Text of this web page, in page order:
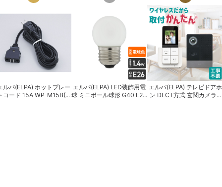
ルパ(ELPA) ホットプレー
コード 15A WP-M15B(...
エルパ(ELPA) LED装飾用電
球 ミニボール球形 G40 E2...
エルパ(ELPA) テレビドアホ
ン DECT方式 玄関カメラ...